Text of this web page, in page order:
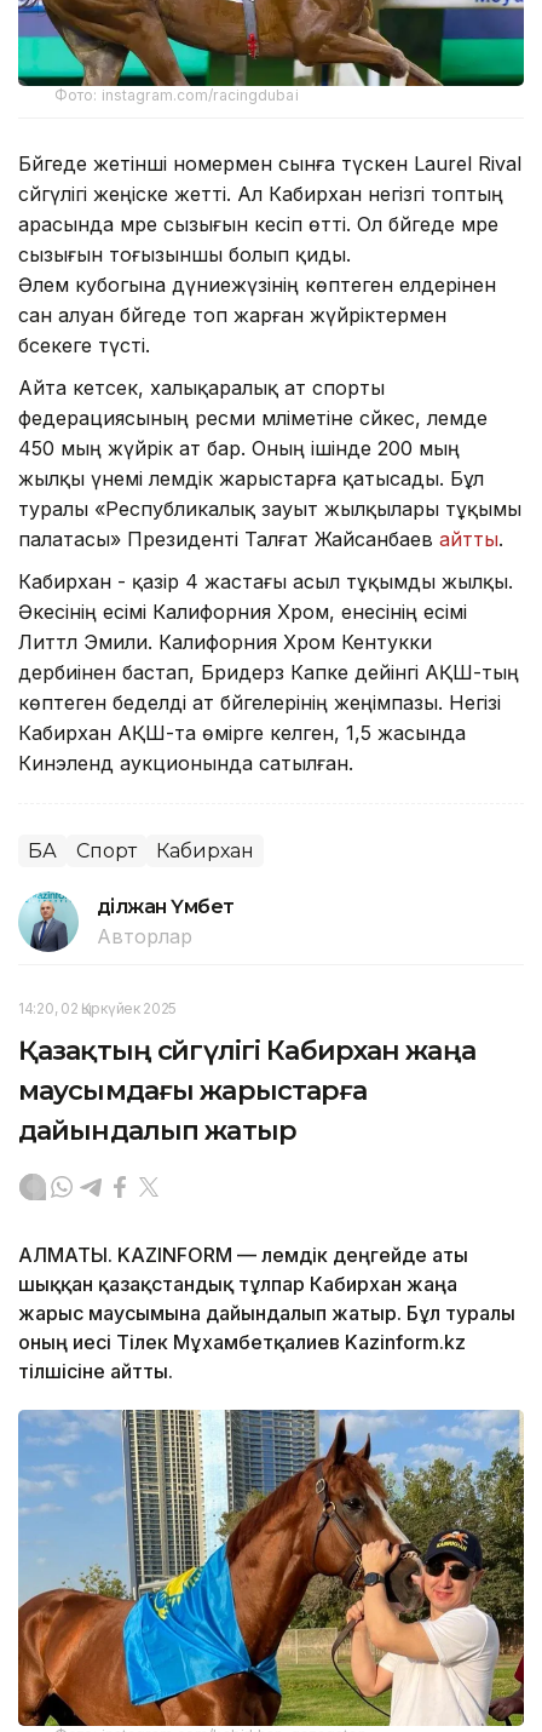
Фото: instagram.com/racingdubai
Бәйгеде жетінші номермен сынға түскен Laurel Rival
сәйгүлігі жеңіске жетті. Ал Кабирхан негізгі топтың
арасында мәре сызығын кесіп өтті. Ол бәйгеде мәре
сызығын тоғызыншы болып қиды.
Әлем кубогына дүниежүзінің көптеген елдерінен
сан алуан бәйгеде топ жарған жүйріктермен
бәсекеге түсті.
Айта кетсек, халықаралық ат спорты
федерациясының ресми мәліметіне сәйкес, әлемде
450 мың жүйрік ат бар. Оның ішінде 200 мың
жылқы үнемі әлемдік жарыстарға қатысады. Бұл
туралы «Республикалық зауыт жылқылары тұқымы
палатасы» Президенті Талғат Жайсанбаев айтты.
Кабирхан - қазір 4 жастағы асыл тұқымды жылқы.
Әкесінің есімі Калифорния Хром, енесінің есімі
Литтл Эмили. Калифорния Хром Кентукки
дербиінен бастап, Бридерз Капке дейінгі АҚШ-тың
көптеген беделді ат бәйгелерінің жеңімпазы. Негізі
Кабирхан АҚШ-та өмірге келген, 1,5 жасында
Кинэленд аукционында сатылған.
БАӘ Спорт Кабирхан
Әділжан Үмбет
Авторлар
14:20, 02 Қыркүйек 2025
Қазақтың сәйгүлігі Кабирхан жаңа
маусымдағы жарыстарға
дайындалып жатыр
АЛМАТЫ. KAZINFORM — Әлемдік деңгейде аты
шыққан қазақстандық тұлпар Кабирхан жаңа
жарыс маусымына дайындалып жатыр. Бұл туралы
оның иесі Тілек Мұхамбетқалиев Kazinform.kz
тілшісіне айтты.